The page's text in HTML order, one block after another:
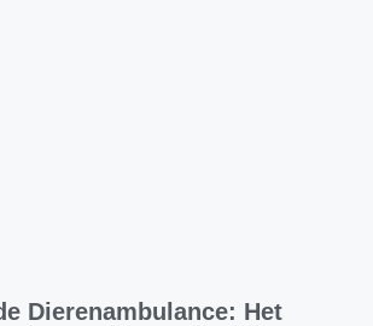
Dierenambulance: Het